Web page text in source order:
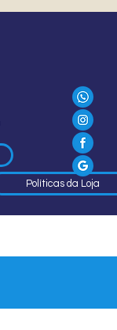
Políticas da Loja